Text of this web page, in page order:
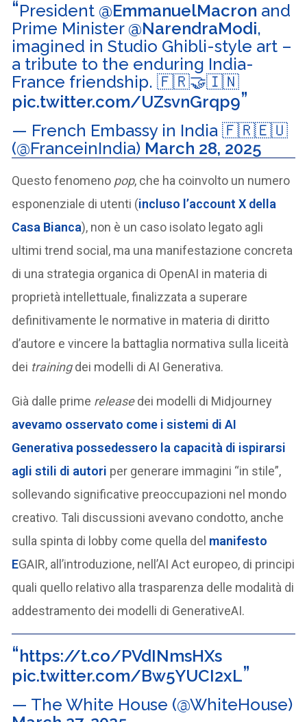
President @EmmanuelMacron and
Prime Minister @NarendraModi,
imagined in Studio Ghibli-style art –
a tribute to the enduring India-
France friendship. 🇫🇷🤝🇮🇳
pic.twitter.com/UZsvnGrqp9
— French Embassy in India 🇫🇷🇪🇺
(@FranceinIndia) March 28, 2025
Questo fenomeno pop, che ha coinvolto un numero
esponenziale di utenti (incluso l’account X della
Casa Bianca), non è un caso isolato legato agli
ultimi trend social, ma una manifestazione concreta
di una strategia organica di OpenAI in materia di
proprietà intellettuale, finalizzata a superare
definitivamente le normative in materia di diritto
d’autore e vincere la battaglia normativa sulla liceità
dei trainingdei modelli di AI Generativa.
Già dalle prime releasedei modelli di Midjourney
avevamo osservato come i sistemi di AI
Generativa possedessero la capacità di ispirarsi
agli stili di autori per generare immagini “in stile”,
sollevando significative preoccupazioni nel mondo
creativo. Tali discussioni avevano condotto, anche
sulla spinta di lobby come quella del manifesto
EGAIR, all’introduzione, nell’AI Act europeo, di principi
quali quello relativo alla trasparenza delle modalità di
addestramento dei modelli di GenerativeAI.
https://t.co/PVdINmsHXs
pic.twitter.com/Bw5YUCI2xL
— The White House (@WhiteHouse)